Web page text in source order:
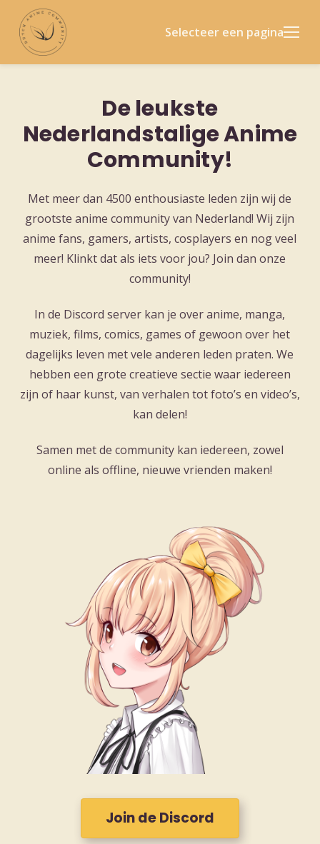
Selecteer een pagina
De leukste
Nederlandstalige Anime
Community!
Met meer dan 4500 enthousiaste leden zijn wij de
grootste anime community van Nederland! Wij zijn
anime fans, gamers, artists, cosplayers en nog veel
meer! Klinkt dat als iets voor jou? Join dan onze
community!
In de Discord server kan je over anime, manga,
muziek, films, comics, games of gewoon over het
dagelijks leven met vele anderen leden praten. We
hebben een grote creatieve sectie waar iedereen
zijn of haar kunst, van verhalen tot foto’s en video’s,
kan delen!
Samen met de community kan iedereen, zowel
online als offline, nieuwe vrienden maken!
Join de Discord